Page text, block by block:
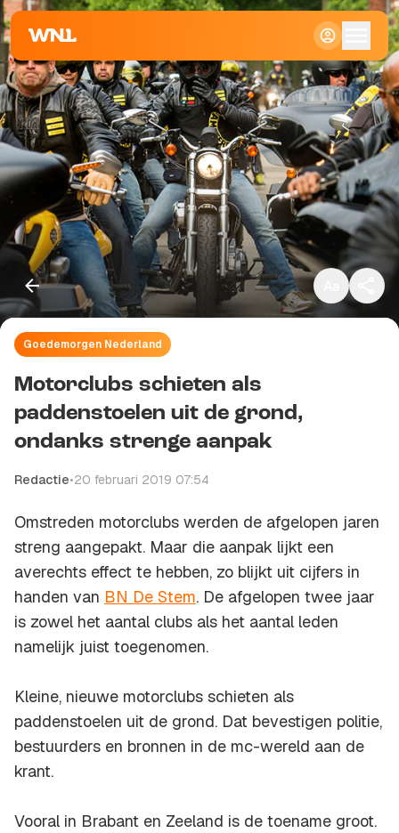
Klein
Standaard
Groot
Goedemorgen Nederland
Motorclubs schieten als
paddenstoelen uit de grond,
ondanks strenge aanpak
Redactie•20 februari 2019 07:54
Omstreden motorclubs werden de afgelopen jaren
streng aangepakt. Maar die aanpak lijkt een
averechts effect te hebben, zo blijkt uit cijfers in
handen van BN De Stem. De afgelopen twee jaar
is zowel het aantal clubs als het aantal leden
namelijk juist toegenomen.
Kleine, nieuwe motorclubs schieten als
paddenstoelen uit de grond. Dat bevestigen politie,
bestuurders en bronnen in de mc-wereld aan de
krant.
Vooral in Brabant en Zeeland is de toename groot.